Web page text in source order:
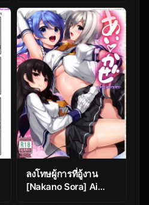
(Nagiyama)] Idol
Ryoujoku 7 Hagiwara
Yukiho Chikan
Densha (THE
[email protected])
ลงโทษผู้การที่อู้งาน
[Nakano Sora] Ai